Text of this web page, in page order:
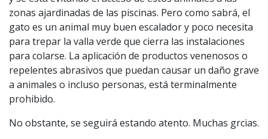
zonas ajardinadas de las piscinas. Pero como sabrá, el
gato es un animal muy buen escalador y poco necesita
para trepar la valla verde que cierra las instalaciones
para colarse. La aplicación de productos venenosos o
repelentes abrasivos que puedan causar un daño grave
a animales o incluso personas, está terminalmente
prohibido.
No obstante, se seguirá estando atento. Muchas grcias.